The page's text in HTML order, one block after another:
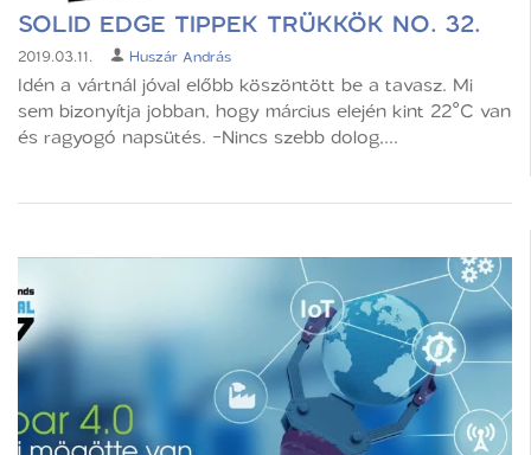
SOLID EDGE TIPPEK TRÜKKÖK NO. 32.
2019.03.11. Huszár András
Idén a vártnál jóval előbb köszöntött be a tavasz. Mi
sem bizonyítja jobban, hogy március elején kint 22°C van
és ragyogó napsütés. -Nincs szebb dolog,...